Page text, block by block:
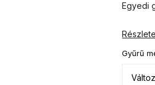
Gyűrű
Egyedi